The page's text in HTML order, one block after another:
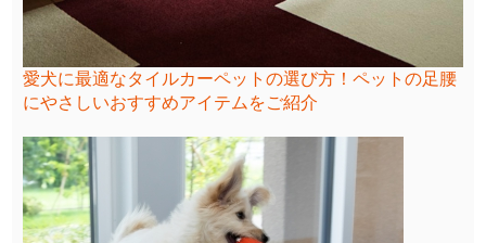
愛犬に最適なタイルカーペットの選び方！ペットの足腰
にやさしいおすすめアイテムをご紹介